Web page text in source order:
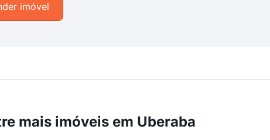
imóvel
mais imóveis em Uberaba